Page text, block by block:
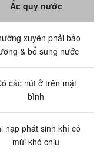
Ắc quy nước
xuyên phải bảo
& bổ sung nước
các nút ở trên mặt
bình
nạp phát sinh khí có
mùi khó chịu